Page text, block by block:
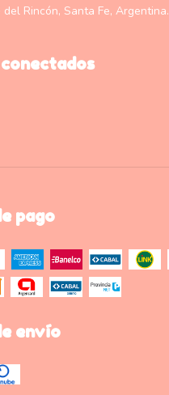
del Rincón, Santa Fe, Argentina.
pago
envío